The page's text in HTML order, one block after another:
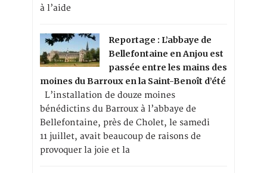
à l’aide
Reportage : L’abbaye de
Bellefontaine en Anjou est
passée entre les mains des
moines du Barroux en la Saint-Benoît d’été
L’installation de douze moines
bénédictins du Barroux à l’abbaye de
Bellefontaine, près de Cholet, le samedi
11 juillet, avait beaucoup de raisons de
provoquer la joie et la